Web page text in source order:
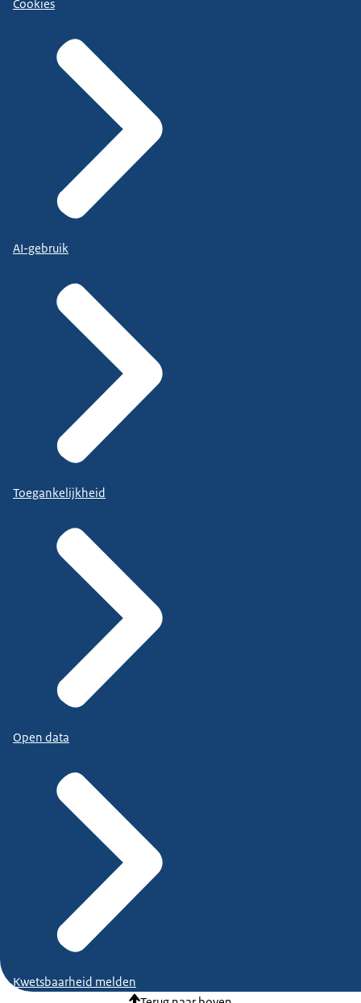
Cookies
AI-gebruik
Toegankelijkheid
Open data
Kwetsbaarheid melden